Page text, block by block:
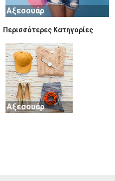
Αξεσουάρ
Περισσότερες Κατηγορίες
Αξεσουάρ
Βρεφικά
Παπούτσια